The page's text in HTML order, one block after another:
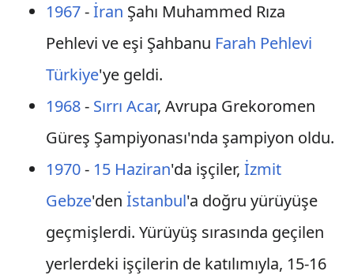
1967-İran Şahı Muhammed Rıza
Pehlevi ve eşi Şahbanu Farah Pehlevi
Türkiye'ye geldi.
1968- Sırrı Acar, Avrupa Grekoromen
Güreş Şampiyonası'nda şampiyon oldu.
1970- 15 Haziran'da işçiler, İzmit
Gebze'den İstanbul'a doğru yürüyüşe
geçmişlerdi. Yürüyüş sırasında geçilen
yerlerdeki işçilerin de katılımıyla, 15-16